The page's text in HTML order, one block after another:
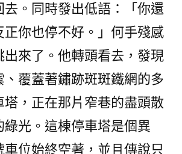
去。同時發出低語：「你還
正你也停不好。」何手殘感
出來了。他轉頭看去，發現
、覆蓋著鏽跡斑斑鐵網的多
塔，正在那片窄巷的盡頭散
綠光。這棟停車塔是個異
車位始終空著，並且傳說只